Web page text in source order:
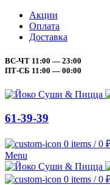
Акции
Оплата
Доставка
ВС-ЧТ 11:00 — 23:00
ПТ-СБ 11:00 — 00:00
61-39-39
0 items / 0
Menu
0 items / 0